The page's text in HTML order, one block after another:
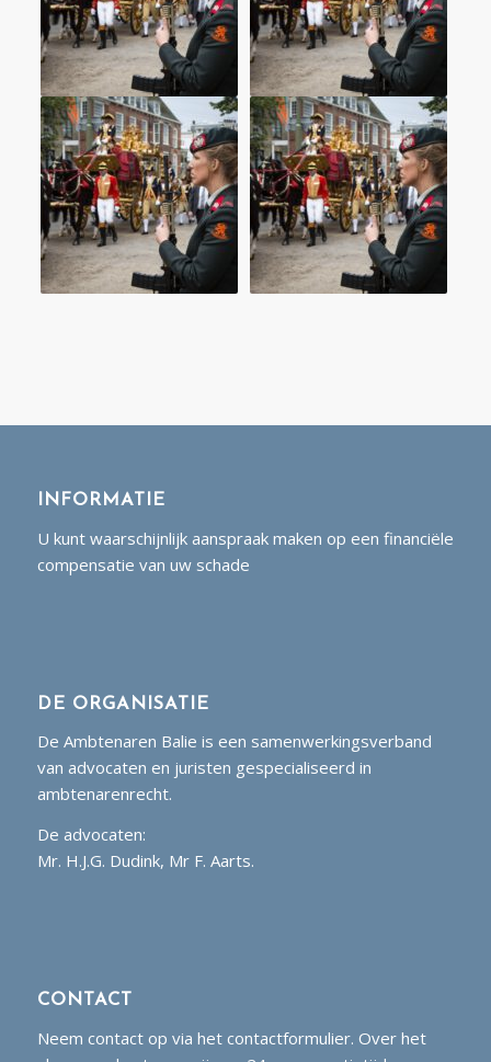
INFORMATIE
U kunt waarschijnlijk aanspraak maken op een financiële
compensatie van uw schade
DE ORGANISATIE
De Ambtenaren Balie is een samenwerkingsverband
van advocaten en juristen gespecialiseerd in
ambtenarenrecht.
De advocaten:
Mr. H.J.G. Dudink, Mr F. Aarts.
CONTACT
Neem contact op via het contactformulier. Over het